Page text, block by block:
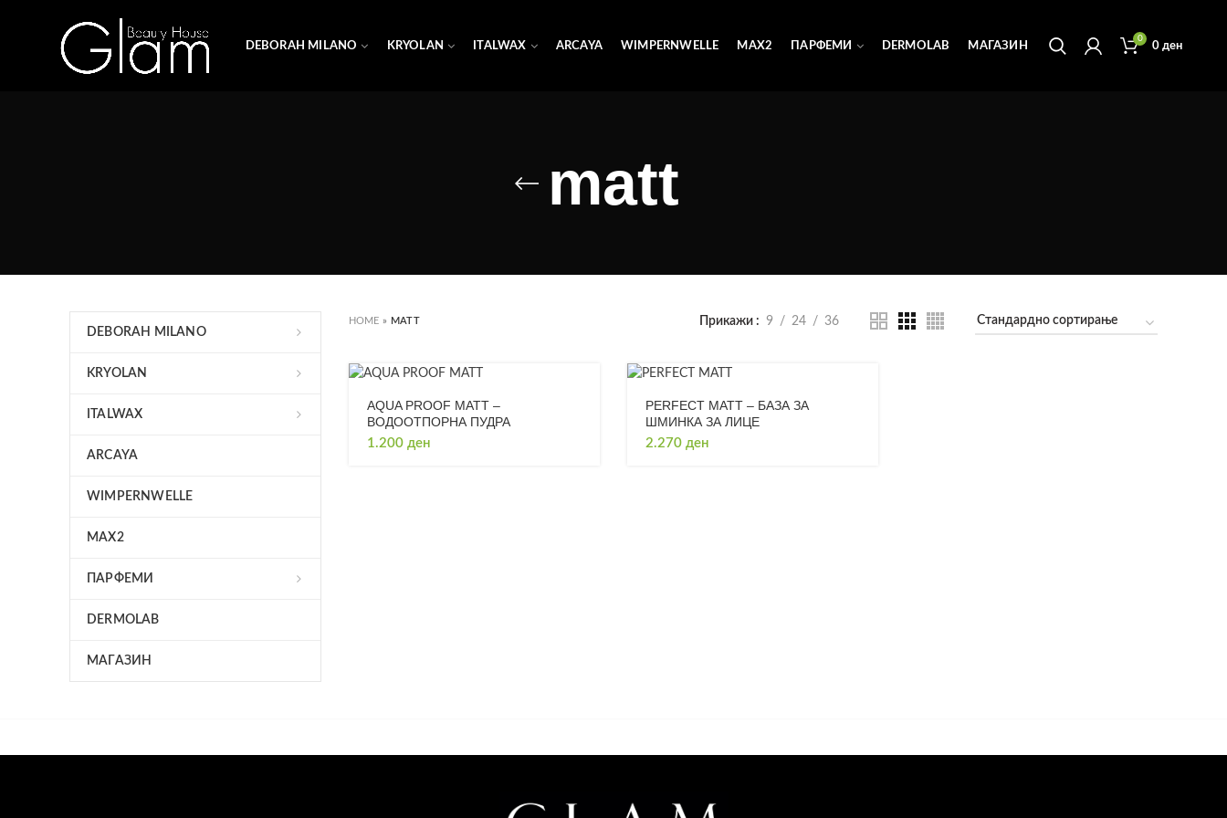
DEBORAH MILANO KRYOLAN ITALWAX ARCAYA WIMPERNWELLE MAX2 ПАРФЕМИ DERMOLAB МАГАЗИН
0
0ден
matt
HOME » MATT Прикажи 9 24 36
AQUA PROOF MATT –
ВОДООТПОРНА ПУДРА
1.200 ден
PERFECT MATT – БАЗА ЗА
ШМИНКА ЗА ЛИЦЕ
2.270 ден
DEBORAH MILANO
KRYOLAN
ITALWAX
ARCAYA
WIMPERNWELLE
MAX2
ПАРФЕМИ
DERMOLAB
МАГАЗИН